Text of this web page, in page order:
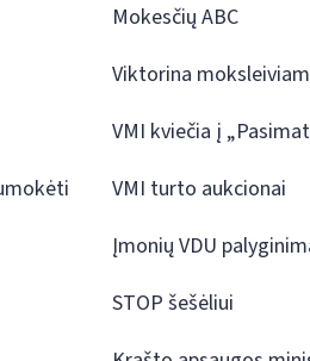
Mokesčių ABC
Viktorina
VMI kviečia į
VMI turto aukcionai
Įmonių VDU
STOP šešėliui